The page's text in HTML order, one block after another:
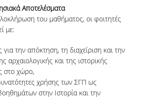
ΗΜΕΡΟΛΟΓΙΟ
ΑΠΑΣΧΟΛΗΣΗΣ
ΕΜΑΣ
Αποτελέσματα
του μαθήματος, οι φοιτητές
με:
για την απόκτηση, τη διαχείριση και την
αρχαιολογικής και της ιστορικής
στο χώρο,
χρήσης των ΣΓΠ ως
στην Ιστορία και την